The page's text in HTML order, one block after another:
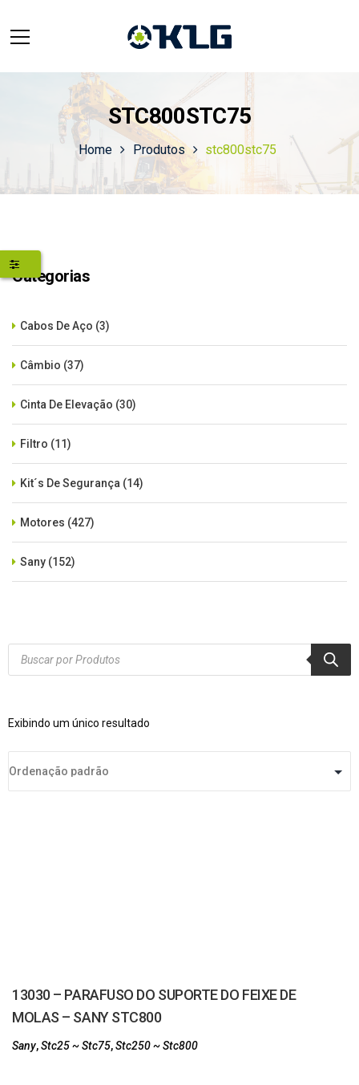
STC800STC75
Home Produtos stc800stc75
Categorias
Cabos De Aço (3)
Câmbio (37)
Cinta De Elevação (30)
Filtro (11)
Kit´s De Segurança (14)
Motores (427)
Sany (152)
Zoomlion(84)
Products
search
Exibindo um único resultado
13030 – PARAFUSO DO SUPORTE DO FEIXE DE
MOLAS – SANY STC800
Sany,Stc25 ~ Stc75,Stc250 ~ Stc800